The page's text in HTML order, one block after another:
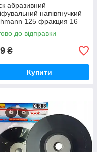
абразивний
напівгнучкий
125 фракция 16
до відправки
₴
Купити